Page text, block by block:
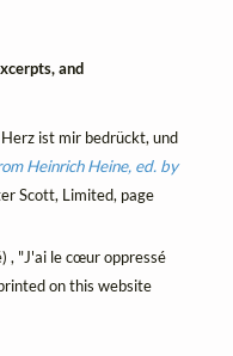
and
ist mir bedrückt, und
Heinrich Heine, ed. by
Scott, Limited, page
, "J'ai le cœur oppressé
on this website